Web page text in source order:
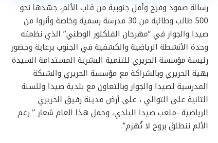
رسالة صمود وفرح وأمل جنوبية من قلب الألم، جسّدها نحو
500 طالب وطالبة من 30 مدرسة رسمية وخاصة وأنروا من
صيدا والجوار في “مهرجان الفلكلور الوطني” الذي نظمته
وحدة الأنشطة الرياضية والكشفية في الجنوب برعاية وحضور
رئيسة مؤسسة الحريري للتنمية البشرية المستدامة السيدة
بهية الحريري وبالشراكة مع مؤسسة الحريري والشبكة
المدرسية لصيدا والجوار وبالتعاون مع بلدية صيدا وللسنة
الثانية على التوالي ، على أرض مدينة رفيق الحريري
الرياضية -ملعب صيدا البلدي، وحمل هذا العام شعار ” رغم
الألم ننطلق بروح لا تُهزم”.